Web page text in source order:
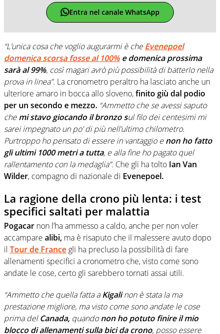
Entra nel canale WhatsApp
“L’unica cosa che voglio augurarmi è cheEvenepoel
domenica scorsa fosse al 100%e domenica prossima
sarà al 99%, così magari avrò più possibilità di batterlo nella
prova in linea”. La cronometro peraltro ha lasciato anche un
ulteriore amaro in bocca allo sloveno,finito giù dal podio
per un secondo e mezzo. “Ammetto che se avessi saputo
chemi stavo giocando il bronzo sul filo dei centesimi mi
sarei impegnato un po’ di più nell’ultimo chilometro.
Purtroppo ho pensato di essere in vantaggio enon ho fatto
gli ultimi 1000 metri a tutta, e alla fine ho pagato quel
rallentamento con la medaglia”. Che gli ha tolto Ian Van
Wilder, compagno di nazionale di Evenepoel.
La ragione della crono più lenta: i test
specifici saltati per malattia
Pogacar non l’ha ammesso a caldo, anche per non voler
accampare alibi, ma è risaputo che il malessere avuto dopo
il Tour de France gli ha precluso la possibilità di fare
allenamenti specifici a cronometro che, visto come sono
andate le cose, certo gli sarebbero tornati assai utili.
“Ammetto che quella fatta aKigalinon è stata la ma
prestazione migliore, ma visto come sono andate le cose
prima del Canada, quandonon ho potuto finire il mio
blocco di allenamenti sulla bici da crono, posso essere